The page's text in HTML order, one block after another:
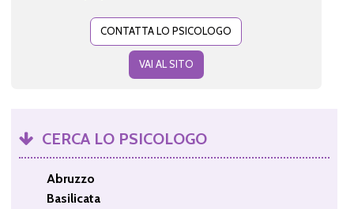
CONTATTA LO PSICOLOGO
VAI AL SITO
CERCA LO PSICOLOGO
Abruzzo
Basilicata